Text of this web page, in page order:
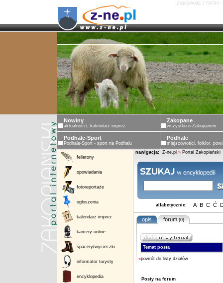
ZAKOPANE I TATRY
Nowiny
aktualności, kalendarz imprez
Zakopane
wszystko o Zakopanem
Podhale-Sport
Podhale-Sport - sport na Podhalu
Podhale
miejscowości, folklor,
felietony
opowiadania
fotoreportaże
ogłoszenia
kalendarz imprez
kamery online
spacery/wycieczki
informator turysty
encyklopedia
nawigacja: Z-ne.pl » Portal Zakopiański
alfabetycznie: A B C Ć
opis forum (0)
Temat posta
«powrót do listy działów
Posty na forum